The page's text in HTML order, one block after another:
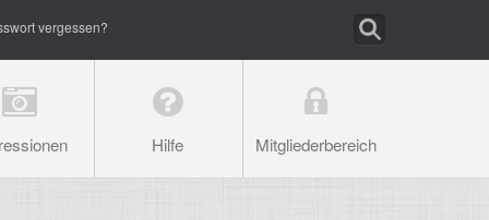
vergessen?
Hilfe Mitgliederbereich